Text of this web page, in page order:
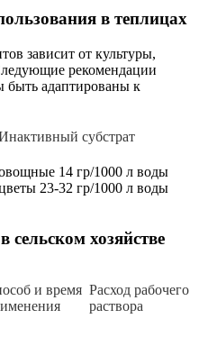
в теплицах
зависит от культуры,
рекомендации
быть адаптированы к
субстрат
14 гр/1000 л воды
23-32 гр/1000 л воды
хозяйстве
и время Расход рабочего
раствора